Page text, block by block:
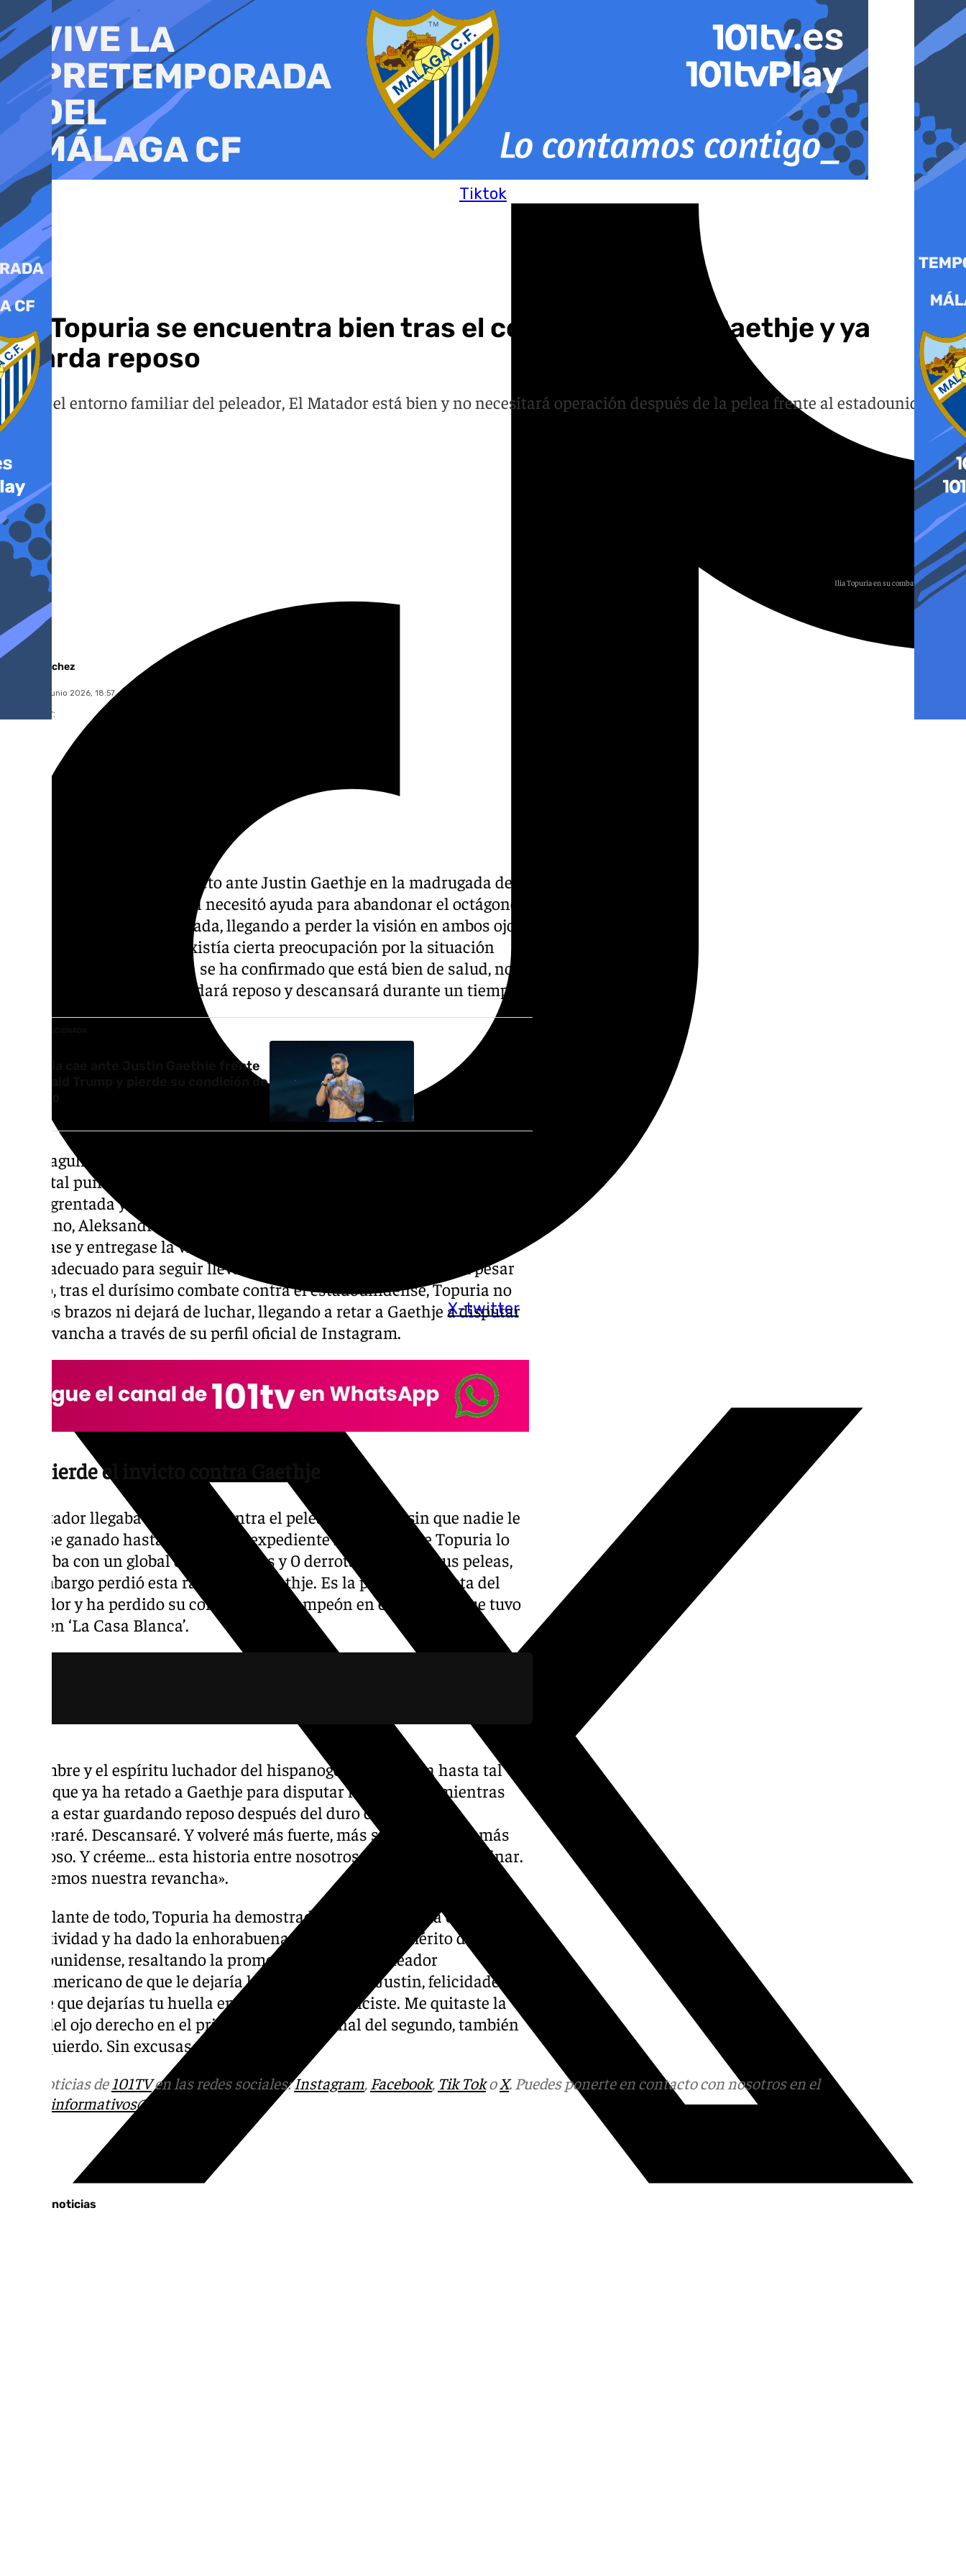
al
contenido
Tiktok
X-twitter
UFC
Ilia Topuria se encuentra bien tras el combate contra Gaethje y ya
guarda reposo
Según el entorno familiar del peleador, El Matador está bien y no necesitará operación después de la pelea frente al estadounidense
Ilia Topuria en su combate con Gaethje
Jairo Sánchez
martes, 16 junio 2026, 18:57
Compartir:
Ilia Topuria rompió su invicto ante Justin Gaethje en la madrugada del
lunes 5 de junio. El español necesitó ayuda para abandonar el octágono y
lo hizo con la cara destrozada, llegando a perder la visión en ambos ojos.
En el entorno de la UFC existía cierta preocupación por la situación
física del peleador, pero ya se ha confirmado que está bien de salud, no
necesitará operarse y guardará reposo y descansará durante un tiempo.
Topuria cae ante Justin Gaethie frente
a Donald Trump y pierde su condición de
Las magulladuras en el rostro del campeón hispanogeorgiano llegaban
hasta tal punto que perdió la vista de ambos ojos, tenía la cara
ensangrentada y los pómulos con una inflamación severa. Por ello, su
hermano, Aleksandre Topuria, fue quien le dijo al árbitro de la pelea que
la parase y entregase la victoria al rival, ya que el estado de Topuria no
era el adecuado para seguir llevando a cabo el enfrentamiento. A pesar
de ello, tras el durísimo combate contra el estadounidense, Topuria no
baja los brazos ni dejará de luchar, llegando a retar a Gaethje a disputar
una revancha a través de su perfil oficial de Instagram.
Ilia pierde el invicto contra Gaethje
El Matador llegaba al choque contra el peleador yankee sin que nadie le
hubiese ganado hasta la fecha. El expediente intachable de Topuria lo
colocaba con un global de 17 victorias y 0 derrotas en todas sus peleas,
sin embargo perdió esta racha con Gaethje. Es la primera derrota del
luchador y ha perdido su condición de campeón en el combate que tuvo
lugar en ‘La Casa Blanca’.
El hambre y el espíritu luchador del hispanogeorgiano llega hasta tal
punto que ya ha retado a Gaethje para disputar la revancha, mientras
debería estar guardando reposo después del duro combate: «Me
recuperaré. Descansaré. Y volveré más fuerte, más sabio y mucho más
peligroso. Y créeme… esta historia entre nosotros está lejos de terminar.
Tendremos nuestra revancha».
Por delante de todo, Topuria ha demostrado ser una persona con mucha
deportividad y ha dado la enhorabuena y reconocido el mérito del
estadounidense, resaltando la promesa que hizo el peleador
norteamericano de que le dejaría la cara marcada: «Justin, felicidades.
Dijiste que dejarías tu huella en mi rostro… y lo hiciste. Me quitaste la
vista del ojo derecho en el primer asalto y ,al final del segundo, también
del izquierdo. Sin excusas.»
Más noticias de101TVen las redes sociales:Instagram, Facebook, Tik TokoX. Puedes ponerte en contacto con nosotros en el
informativos@101tv.es
Últimas noticias